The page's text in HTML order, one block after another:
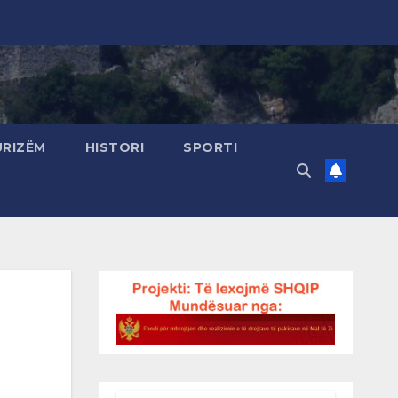
HISTORI SPORTI